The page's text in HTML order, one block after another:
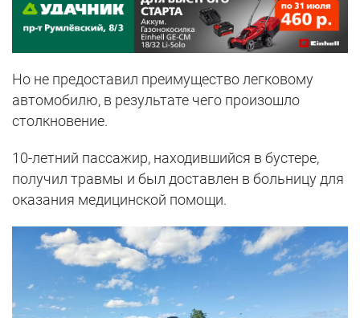
Но не предоставил преимущество легковому
автомобилю, в результате чего произошло
столкновение.
10-летний пассажир, находившийся в бустере,
получил травмы и был доставлен в больницу для
оказания медицинской помощи.